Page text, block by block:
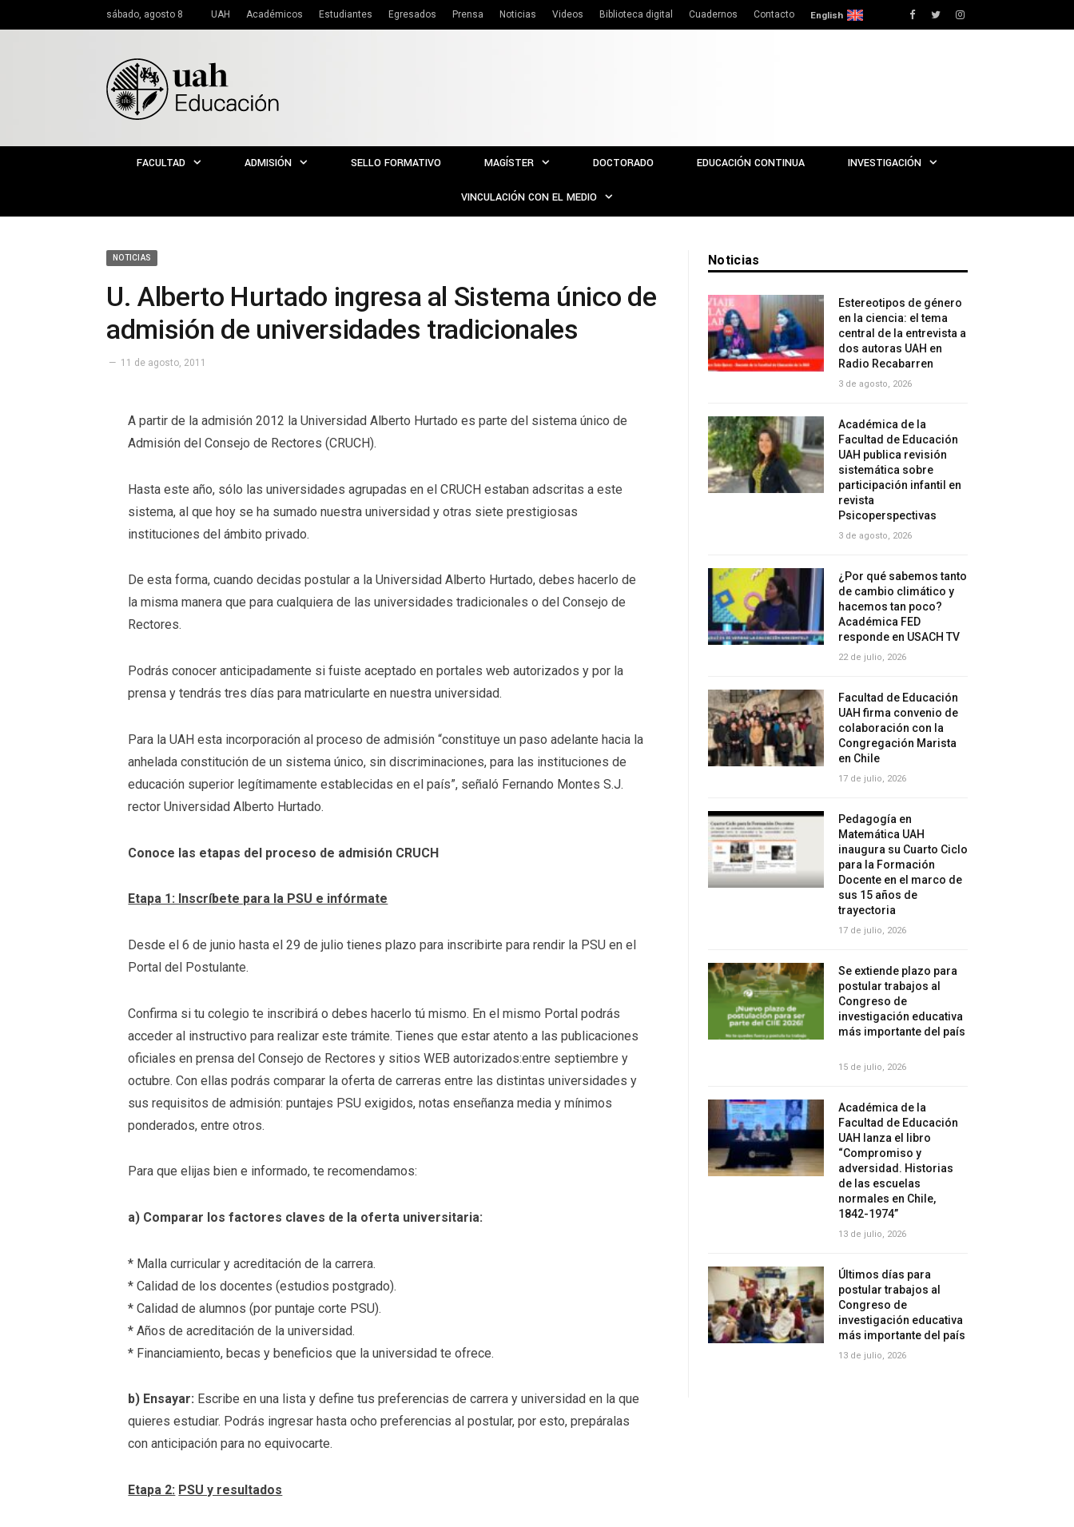
sábado, agosto 8 UAH Académicos Estudiantes Egresados Prensa Noticias Videos Biblioteca digital Cuadernos Contacto English Facebook
TwitterInstagram
FACULTAD ADMISIÓN SELLO FORMATIVO MAGÍSTER DOCTORADO EDUCACIÓN CONTINUA INVESTIGACIÓN
VINCULACIÓN CON EL MEDIO
NOTICIAS
U. Alberto Hurtado ingresa al Sistema único de
admisión de universidades tradicionales
11 de agosto, 2011
A partir de la admisión 2012 la Universidad Alberto Hurtado es parte del sistema único de
Admisión del Consejo de Rectores (CRUCH).
Hasta este año, sólo las universidades agrupadas en el CRUCH estaban adscritas a este
sistema, al que hoy se ha sumado nuestra universidad y otras siete prestigiosas
instituciones del ámbito privado.
De esta forma, cuando decidas postular a la Universidad Alberto Hurtado, debes hacerlo de
la misma manera que para cualquiera de las universidades tradicionales o del Consejo de
Rectores.
Podrás conocer anticipadamente si fuiste aceptado en portales web autorizados y por la
prensa y tendrás tres días para matricularte en nuestra universidad.
Para la UAH esta incorporación al proceso de admisión “constituye un paso adelante hacia la
anhelada constitución de un sistema único, sin discriminaciones, para las instituciones de
educación superior legítimamente establecidas en el país”, señaló Fernando Montes S.J.
rector Universidad Alberto Hurtado.
Conoce las etapas del proceso de admisión CRUCH
Etapa 1: Inscríbete para la PSU e infórmate
Desde el 6 de junio hasta el 29 de julio tienes plazo para inscribirte para rendir la PSU en el
Portal del Postulante.
Confirma si tu colegio te inscribirá o debes hacerlo tú mismo. En el mismo Portal podrás
acceder al instructivo para realizar este trámite. Tienes que estar atento a las publicaciones
oficiales en prensa del Consejo de Rectores y sitios WEB autorizados:entre septiembre y
octubre. Con ellas podrás comparar la oferta de carreras entre las distintas universidades y
sus requisitos de admisión: puntajes PSU exigidos, notas enseñanza media y mínimos
ponderados, entre otros.
Para que elijas bien e informado, te recomendamos:
a) Comparar los factores claves de la oferta universitaria:
* Malla curricular y acreditación de la carrera.
* Calidad de los docentes (estudios postgrado).
* Calidad de alumnos (por puntaje corte PSU).
* Años de acreditación de la universidad.
* Financiamiento, becas y beneficios que la universidad te ofrece.
b) Ensayar: Escribe en una lista y define tus preferencias de carrera y universidad en la que
quieres estudiar. Podrás ingresar hasta ocho preferencias al postular, por esto, prepáralas
con anticipación para no equivocarte.
Etapa 2: PSU y resultados
Noticias
Estereotipos de género
en la ciencia: el tema
central de la entrevista a
dos autoras UAH en
Radio Recabarren
3 de agosto, 2026
Académica de la
Facultad de Educación
UAH publica revisión
sistemática sobre
participación infantil en
revista
Psicoperspectivas
3 de agosto, 2026
¿Por qué sabemos tanto
de cambio climático y
hacemos tan poco?
Académica FED
responde en USACH TV
22 de julio, 2026
Facultad de Educación
UAH firma convenio de
colaboración con la
Congregación Marista
en Chile
17 de julio, 2026
Pedagogía en
Matemática UAH
inaugura su Cuarto Ciclo
para la Formación
Docente en el marco de
sus 15 años de
trayectoria
17 de julio, 2026
Se extiende plazo para
postular trabajos al
Congreso de
investigación educativa
más importante del país
15 de julio, 2026
Académica de la
Facultad de Educación
UAH lanza el libro
“Compromiso y
adversidad. Historias
de las escuelas
normales en Chile,
1842-1974”
13 de julio, 2026
Últimos días para
postular trabajos al
Congreso de
investigación educativa
más importante del país
13 de julio, 2026